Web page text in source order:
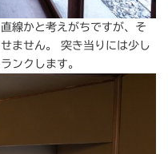
線かと考えがちですが、そ
ません。 突き当りには少し
ンクします。